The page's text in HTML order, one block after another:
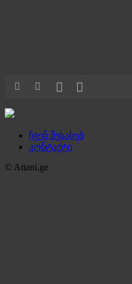
ჩვენ შესახებ
კონტაქტი
© Atiani.ge